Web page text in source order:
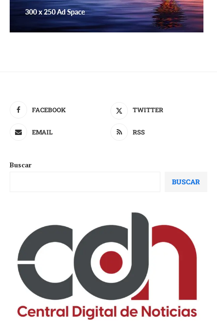
FACEBOOK TWITTER
EMAIL RSS
Buscar
BUSCAR